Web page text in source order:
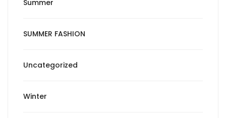
Summer
SUMMER FASHION
Uncategorized
Winter